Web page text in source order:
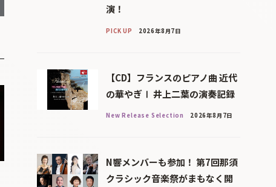
演！
PICK UP 2026年8月7日
【CD】フランスのピアノ曲 近代
の華やぎⅠ 井上二葉の演奏記録
New Release Selection 2026年8月7日
N響メンバーも参加！ 第7回那須
クラシック音楽祭がまもなく開